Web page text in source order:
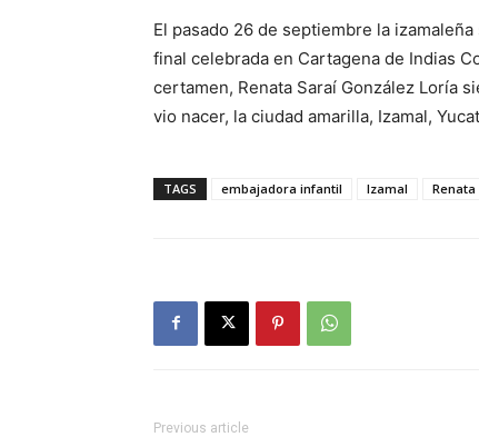
El pasado 26 de septiembre la
final celebrada en Cartagena de Indias
certamen, Renata Saraí González Loría
vio nacer, la ciudad amarilla, Izamal,
TAGS embajadora infantil Izamal Renata
Previous article